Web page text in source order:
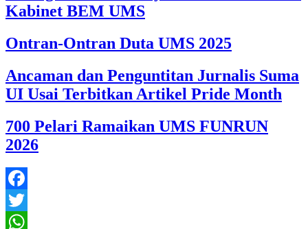
Kabinet BEM UMS
Ontran-Ontran Duta UMS 2025
Ancaman dan Penguntitan Jurnalis Suma
UI Usai Terbitkan Artikel Pride Month
700 Pelari Ramaikan UMS FUNRUN
2026
Facebook
Twitter